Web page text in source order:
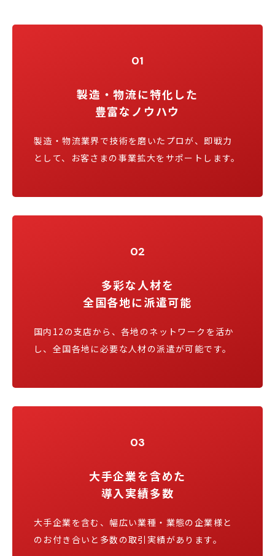
01
製造・物流に特化した
豊富なノウハウ
製造・物流業界で技術を磨いたプロが、即戦力
として、お客さまの事業拡大をサポートします。
02
多彩な人材を
全国各地に派遣可能
国内12の支店から、各地のネットワークを活か
し、全国各地に必要な人材の派遣が可能です。
03
大手企業を含めた
導入実績多数
大手企業を含む、幅広い業種・業態の企業様と
のお付き合いと多数の取引実績があります。